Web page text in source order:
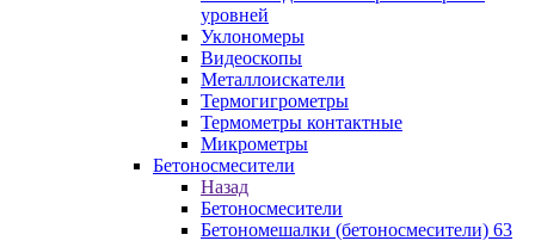
уровней
Уклономеры
Видеоскопы
Металлоискатели
Термогигрометры
Термометры контактные
Микрометры
Бетоносмесители
Назад
Бетоносмесители
Бетономешалки (бетоносмесители) 63